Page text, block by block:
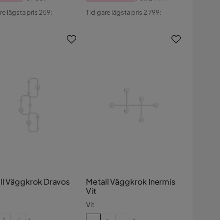
lägsta pris 259:-
Pris
Original
Tidigare lägsta pris 2 799:-
Väggkrok Dravos
Metall Väggkrok Inermis
Vit
Vit